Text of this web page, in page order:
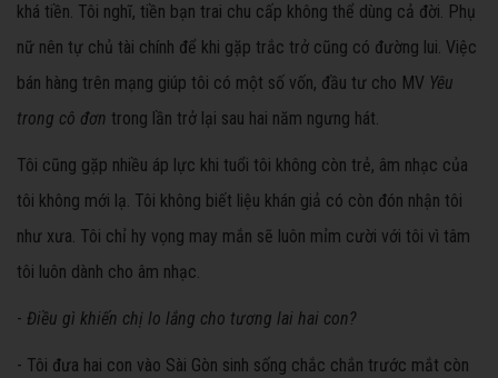
khá tiền. Tôi nghĩ, tiền bạn trai chu cấp không thể dùng cả đời. Phụ
nữ nên tự chủ tài chính để khi gặp trắc trở cũng có đường lui. Việc
bán hàng trên mạng giúp tôi có một số vốn, đầu tư cho MV Yêu
trong cô đơn trong lần trở lại sau hai năm ngưng hát.
Tôi cũng gặp nhiều áp lực khi tuổi tôi không còn trẻ, âm nhạc của
tôi không mới lạ. Tôi không biết liệu khán giả có còn đón nhận tôi
như xưa. Tôi chỉ hy vọng may mắn sẽ luôn mỉm cười với tôi vì tâm
tôi luôn dành cho âm nhạc.
- Điều gì khiến chị lo lắng cho tương lai hai con?
- Tôi đưa hai con vào Sài Gòn sinh sống chắc chắn trước mắt còn